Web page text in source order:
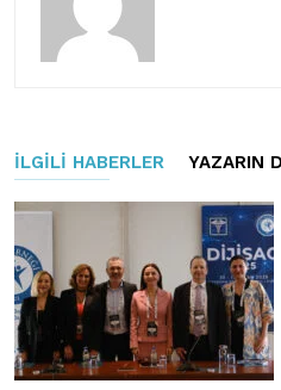
İLGILI HABERLER YAZARIN